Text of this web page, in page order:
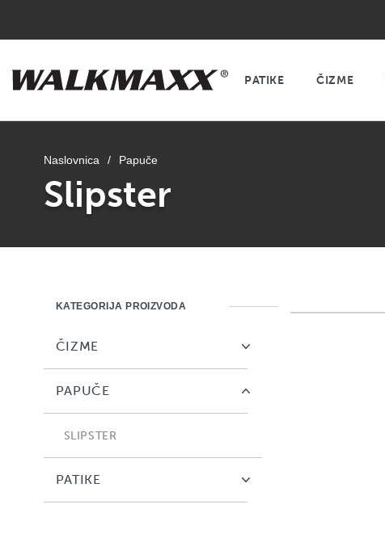
PATIKE ČIZME
Naslovnica / Papuče
Slipster
KATEGORIJA PROIZVODA
ČIZME
PAPUČE
SLIPSTER
PATIKE